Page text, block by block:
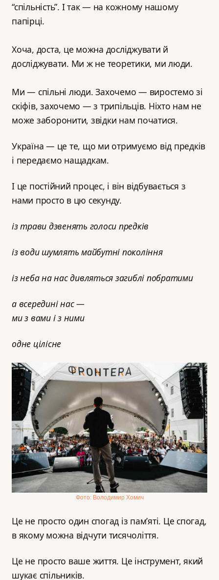
“спільність”. І так — на кожному нашому
папірці.
Хоча, доста, це можна досліджувати й
досліджувати. Ми ж не теоретики, ми люди.
Ми — спільні люди. Захочемо — виростемо зі
скіфів, захочемо — з трипільців. Ніхто нам не
може заборонити, звідки нам початися.
Україна — це те, що ми отримуємо від предків
і передаємо нащадкам.
І це постійний процес, і він відбувається з
нами просто в цю секунду.
із трави дзвенять голоси предків
із води шумлять майбутні покоління
із неба на нас дивляться загиблі побратими
а всередині нас —
ми з вами і з ними
одне цілісне
Фото: Володимир Хомич
Це не просто один спогад із пам’яті. Це спогад,
в якому можна відчути тисячоліття.
Це не просто ваше життя. Це інструмент, який
шукає спільників.